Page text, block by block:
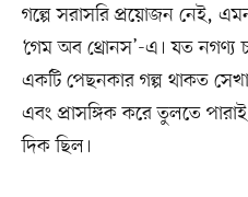
গল্পে সরাসরি প্রয়োজন নেই,
‘গেম অব থ্রোনস’-এ। যত নগণ্য
একটি পেছনকার গল্প থাকত
এবং প্রাসঙ্গিক করে তুলতে
দিক ছিল।